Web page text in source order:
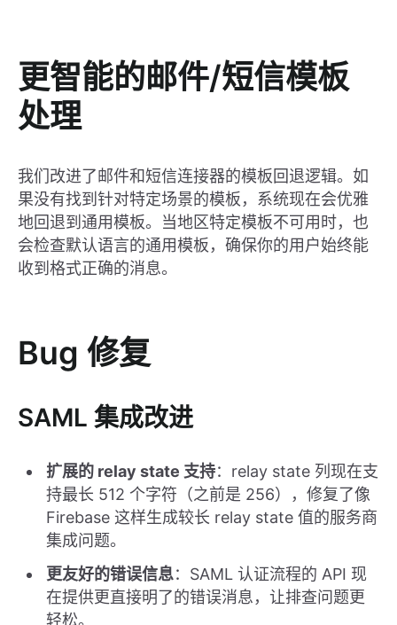
更智能的邮件/短信模板
处理
我们改进了邮件和短信连接器的模板回退逻辑。如
果没有找到针对特定场景的模板，系统现在会优雅
地回退到通用模板。当地区特定模板不可用时，也
会检查默认语言的通用模板，确保你的用户始终能
收到格式正确的消息。
Bug 修复
SAML 集成改进
扩展的 relay state 支持：relay state 列现在支
持最长 512 个字符（之前是 256），修复了像
Firebase 这样生成较长 relay state 值的服务商
集成问题。
更友好的错误信息：SAML 认证流程的 API 现
在提供更直接明了的错误消息，让排查问题更
轻松。